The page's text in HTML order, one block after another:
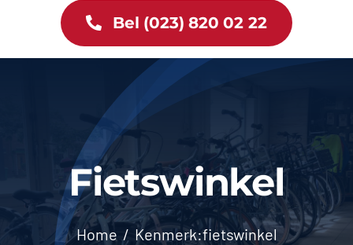
Tweewielers
Bike News
Contact
Bel (023) 820 02 22
Fietswinkel
Home Kenmerk:fietswinkel